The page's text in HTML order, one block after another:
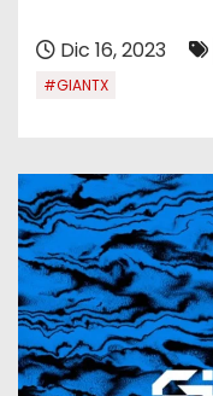
Dic 16, 2023
#GIANTX